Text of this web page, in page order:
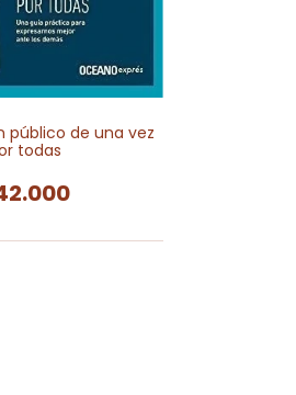
público de una vez
todas